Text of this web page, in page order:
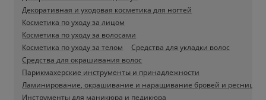
Декоративная и уходовая косметика для ногтей
Косметика по уходу за лицом
Косметика по уходу за волосами
Косметика по уходу за телом
Средства для укладки волос
Средства для окрашивания волос
Парикмахерские инструменты и принадлежности
Ламинирование, окрашивание и наращивание бровей и ресниц
Инструменты для маникюра и педикюра